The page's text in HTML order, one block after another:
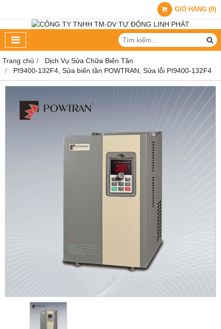
GIỎ HÀNG (0)
Trang chủ
Dịch Vụ Sửa Chữa Biến Tần
PI9400-132F4, Sửa biến tần POWTRAN, Sửa lỗi PI9400-132F4